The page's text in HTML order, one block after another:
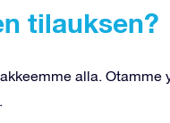
tilauksen?
alla.